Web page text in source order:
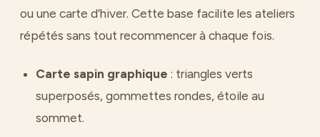
ou une carte d’hiver. Cette base facilite les ateliers
répétés sans tout recommencer à chaque fois.
Carte sapin graphique : triangles verts
superposés, gommettes rondes, étoile au
sommet.